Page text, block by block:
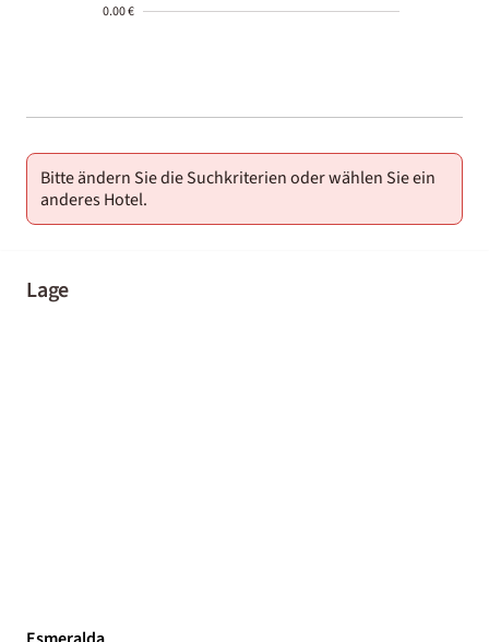
0.00 €
01-02
Bitte ändern Sie die Suchkriterien oder wählen Sie ein
anderes Hotel.
Lage